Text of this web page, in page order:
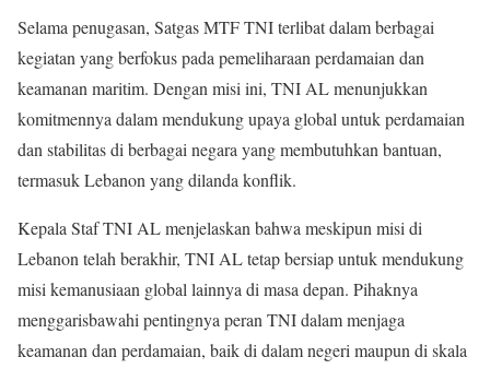
Selama penugasan, Satgas MTF TNI terlibat dalam berbagai
kegiatan yang berfokus pada pemeliharaan perdamaian dan
keamanan maritim. Dengan misi ini, TNI AL menunjukkan
komitmennya dalam mendukung upaya global untuk perdamaian
dan stabilitas di berbagai negara yang membutuhkan bantuan,
termasuk Lebanon yang dilanda konflik.
Kepala Staf TNI AL menjelaskan bahwa meskipun misi di
Lebanon telah berakhir, TNI AL tetap bersiap untuk mendukung
misi kemanusiaan global lainnya di masa depan. Pihaknya
menggarisbawahi pentingnya peran TNI dalam menjaga
keamanan dan perdamaian, baik di dalam negeri maupun di skala